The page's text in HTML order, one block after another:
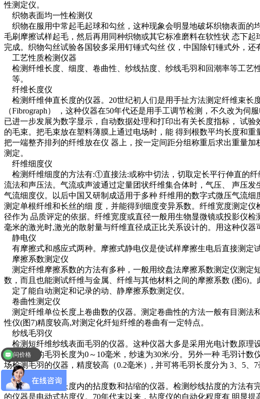
性测定仪。
织物表面均一性检测仪
织物在服用中常起毛起球和勾丝，这种现象会明显地破坏织物表面的
毛刷摩擦试样起毛，然后再用同种织物或其它标准磨料在软性状 态下
完成。织物勾丝试验各国较多采用钉锤式勾丝 仪，中国除钉锤式外，还
工艺性质检测仪器
检测纤维长度、细度、卷曲性、纱线拈度、纱线毛羽和回潮率等工艺
等。
纤维长度仪
检测纤维伸直长度的仪器。20世纪初人们是用手扯方法测定纤维束长
（Fibrograph） ，这种仪器在50年代还是用手工调节检测，不久改为
已进一步发展为数字显示，自动数据处理和打印出有关长度指标， 试
的毛束。把毛束放在塑料薄膜上通过电场时，能 得到根数平均长度和
把一端整齐排列的纤维放在仪 器上，按一定间距分组称重后求出重量
测定。
纤维细度仪
检测纤维细度的方法有:①直接法:或称中切法，切取定长平行伸直的
流法和声压法。气流或声波通过定量团状纤维集合体时，气压、 声压
气流细度仪。以后中国又研制成适用于多种 纤维用的数字式微压气流
测定单根纤维和长丝的细 度，并能得到细度变异系数。纤维宽度测定
径作为 品质评定的依据。纤维宽度或直径一般用生物显微镜或投影仪
毫米的激光时,激光的散射量与纤维直径成正比关系设计的。用这种仪器
静电仪
有摩擦式和感应式两种。摩擦式静电仪是使试样摩擦生电后直接测定
摩擦系数测定仪
测定纤维摩擦系数的方法有多种，一般用绞盘法摩擦系数测定仪测定
数，而且也能测试纤维与金属、纤维与其他材料之间的摩擦系数 (图6)
定了能自动测定和记录的动、静摩擦系数测定仪。
卷曲性测定仪
测定纤维单位长度上卷曲数的仪器。测定卷曲性的方法一般有目测法
性仪(图7)精度较高,对测定化纤短纤维的卷曲有一定特点。
纱线毛羽仪
检测短纤维纱线表面毛羽的仪器。这种仪器大多是采用光电计数原理
纱，可测的毛羽长度为0～10毫米，纱速为30米/分。另外一种 毛羽计
场检测毛羽的仪器，精度较高（0.2毫米）, 并可将毛羽长度分为 3、5、
纱线拈度仪
检测纱线单位长度内的拈度数和拈缩的仪器。检测纱线拈度的方法有
的仪器是电动式拈度仪。70年代末以来，拈度仪的自动化程度有 明显
问价格